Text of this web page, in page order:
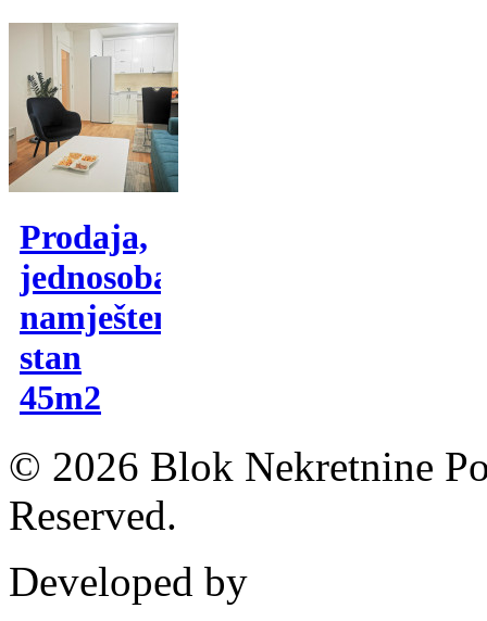
Prodaja,
jednosoban
namješten
stan
45m2
© 2026 Blok Nekretnine
Reserved.
Developed by